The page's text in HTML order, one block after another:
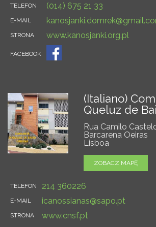
TELEFON (014) 675 21 33
E-MAIL
STRONA www.kanosjanki.org.pl
FACEBOOK
(Italiano)
Queluz de
Rua Camilo
Barcarena Oeiras
Lisboa
ZOBACZ MAPĘ
TELEFON 214 360226
E-MAIL icanossianas@sapo.pt
STRONA www.cnsf.pt